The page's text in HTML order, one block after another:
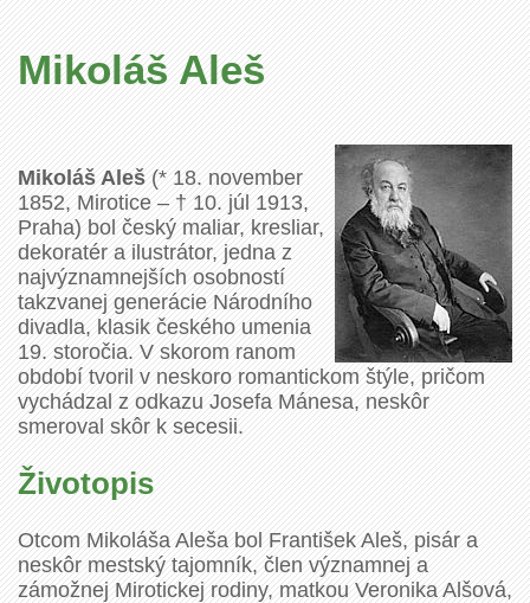
Mikoláš Aleš
Mikoláš Aleš(* 18. november
1852, Mirotice – † 10. júl 1913,
Praha) bol český maliar, kresliar,
dekoratér a ilustrátor, jedna z
najvýznamnejších osobností
takzvanej generácie Národního
divadla, klasik českého umenia
19. storočia. V skorom ranom
období tvoril v neskoro romantickom štýle, pričom
vychádzal z odkazu Josefa Mánesa, neskôr
smeroval skôr k secesii.
Životopis
Otcom Mikoláša Aleša bol František Aleš, pisár a
neskôr mestský tajomník, člen významnej a
zámožnej Mirotickej rodiny, matkou Veronika Alšová,